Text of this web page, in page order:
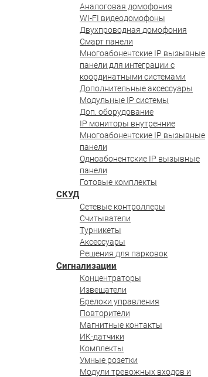
Аналоговая домофония
WI-FI видеодомофоны
Двухпроводная домофония
Смарт панели
Многоабонентские IP вызывные
панели для интеграции с
координатными системами
Дополнительные аксессуары
Модульные IP системы
Доп. оборудование
IP мониторы внутренние
Многоабонентские IP вызывные
панели
Одноабонентские IP вызывные
панели
Готовые комплекты
СКУД
Сетевые контроллеры
Считыватели
Турникеты
Аксессуары
Решения для парковок
Сигнализации
Концентраторы
Извещатели
Брелоки управления
Повторители
Магнитные контакты
ИК-датчики
Комплекты
Умные розетки
Модули тревожных входов и